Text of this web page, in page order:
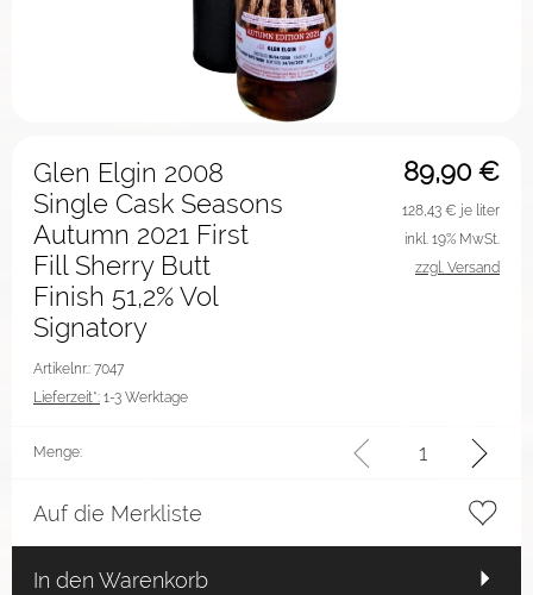
89,90 €
Glen Elgin 2008
Single Cask Seasons
Autumn 2021 First
Fill Sherry Butt
Finish 51,2% Vol
Signatory
Artikelnr.: 7047
Lieferzeit*: 1-3 Werktage
128,43 € je liter
inkl. 19% MwSt.
zzgl. Versand
Menge:
Auf die Merkliste
In den Warenkorb